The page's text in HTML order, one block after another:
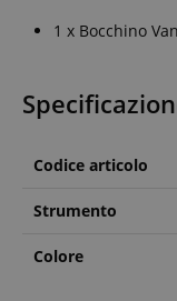
1 x Bocchino
Codice articolo
Strumento
Colore